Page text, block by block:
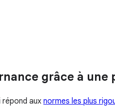
grâce à
répond aux normes les plus